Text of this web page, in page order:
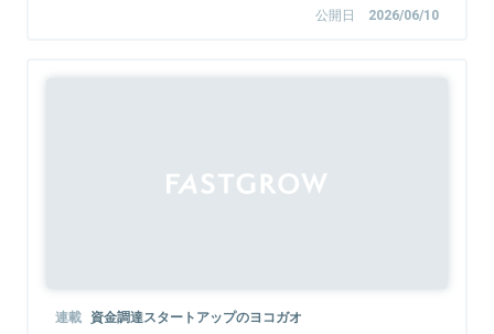
公開日 2026/06/10
連載 資金調達スタートアップのヨコガオ